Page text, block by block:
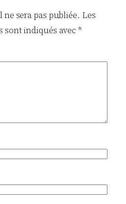
ne sera pas publiée. Les
sont indiqués avec*